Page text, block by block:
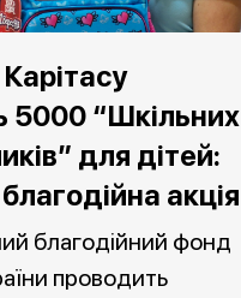
5000 “Шкільних
для дітей:
акція
благодійний фонд
проводить